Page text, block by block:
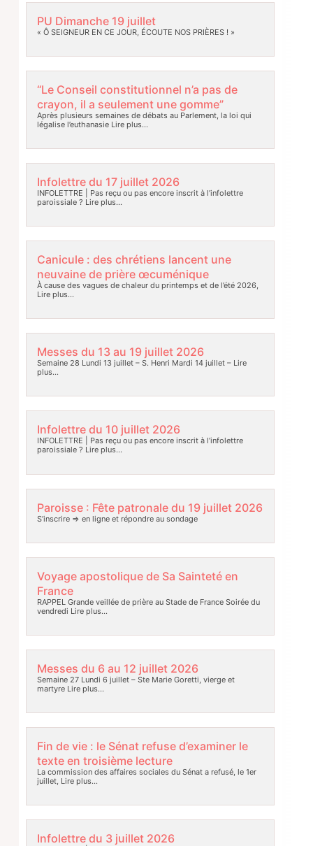
PU Dimanche 19 juillet
« Ô SEIGNEUR EN CE JOUR, ÉCOUTE NOS PRIÈRES ! »
“Le Conseil constitutionnel n’a pas de
crayon, il a seulement une gomme”
Après plusieurs semaines de débats au Parlement, la loi qui
légalise l’euthanasieLire plus…
Infolettre du 17 juillet 2026
INFOLETTRE | Pas reçu ou pas encore inscrit à l’infolettre
paroissiale ? Lire plus…
Canicule : des chrétiens lancent une
neuvaine de prière œcuménique
À cause des vagues de chaleur du printemps et de l’été 2026,
Lire plus…
Messes du 13 au 19 juillet 2026
Semaine 28 Lundi 13 juillet – S. Henri Mardi 14 juillet –Lire
plus…
Infolettre du 10 juillet 2026
INFOLETTRE | Pas reçu ou pas encore inscrit à l’infolettre
paroissiale ? Lire plus…
Paroisse : Fête patronale du 19 juillet 2026
S’inscrire => en ligne et répondre au sondage
Voyage apostolique de Sa Sainteté en
France
RAPPEL Grande veillée de prière au Stade de France Soirée du
vendredi Lire plus…
Messes du 6 au 12 juillet 2026
Semaine 27 Lundi 6 juillet – Ste Marie Goretti, vierge et
martyreLire plus…
Fin de vie : le Sénat refuse d’examiner le
texte en troisième lecture
La commission des affaires sociales du Sénat a refusé, le 1er
juillet, Lire plus…
Infolettre du 3 juillet 2026